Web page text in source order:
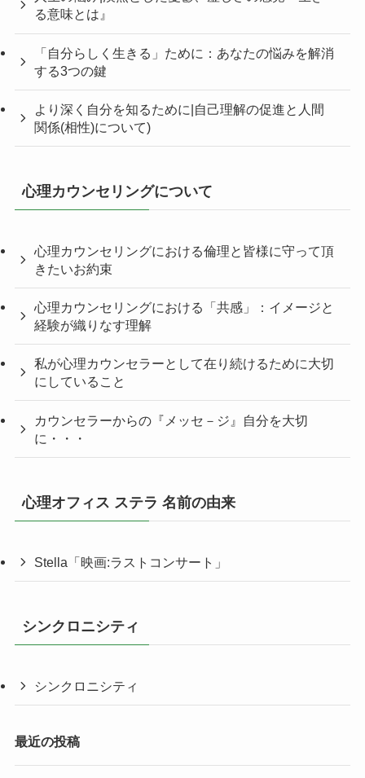
る意味とは』
「自分らしく生きる」ために：あなたの悩みを解消
する3つの鍵
より深く自分を知るために|自己理解の促進と人間
関係(相性)について)
心理カウンセリングについて
心理カウンセリングにおける倫理と皆様に守って頂
きたいお約束
心理カウンセリングにおける「共感」：イメージと
経験が織りなす理解
私が心理カウンセラーとして在り続けるために大切
にしていること
カウンセラーからの『メッセ－ジ』自分を大切
に・・・
心理オフィス ステラ 名前の由来
Stella「映画:ラストコンサート」
シンクロニシティ
シンクロニシティ
最近の投稿